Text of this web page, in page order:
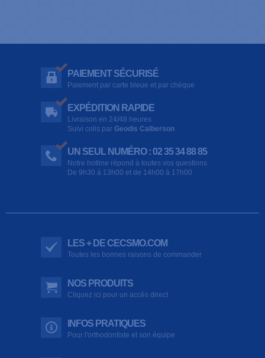
PAIEMENT SÉCURISÉ
Paiement par carte bleue et par chèque
EXPÉDITION RAPIDE
Livraison en 24/48 heures
Suivi colis par Geodis Calberson
UN SEUL NUMÉRO : 02 35 34 88 85
Notre hotline répond à toutes vos questions
De 9h30 à 13h00 et de 14h00 à 17h00
LES + DE CECSMO.COM
Toutes les bonnes raisons de commander
NOS PRODUITS
Cliquez ici pour un accès direct
INFOS PRATIQUES
Pour l'orthodontiste et son équipe